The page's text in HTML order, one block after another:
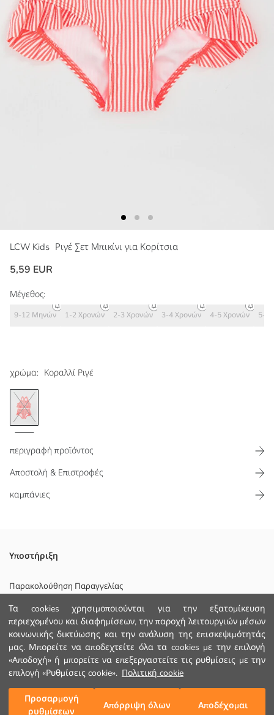
Τα cookies χρησιμοποιούνται για την εξατομίκευση
περιεχομένου και διαφημίσεων, την παροχή λειτουργιών μέσων
κοινωνικής δικτύωσης και την ανάλυση της επισκεψιμότητάς
μας. Μπορείτε να αποδεχτείτε όλα τα cookies με την επιλογή
«Αποδοχή» ή μπορείτε να επεξεργαστείτε τις ρυθμίσεις με την
επιλογή «Ρυθμίσεις cookie». Πολιτική cookie
Προσαρμογή
ρυθμίσεων
Απόρριψη όλων Αποδέχομαι
LCW Kids Ριγέ Σετ Μπικίνι για Κορίτσια
5,59 EUR
χρώμα: Κοραλλί Ριγέ
Μέγεθος:
9-12 Μηνών 1-2 Χρονών 2-3 Χρονών 3-4 Χρονών 4-5 Χρονών 5-6
Προσθήκη στο καλάθι
περιγραφή προϊόντος
Αποστολή & Επιστροφές
καμπάνιες
Σετ μπικίνι για κορίτσια με προστασία UV, ριγέ μοτίβο, με χιαστί
τιράντες, με τοπ με βολάν και φιόγκο, και κάτω μέρος με βολάν.
Κυριο Υφασμα:
Χώρα προέλευσης:
Πωλητής:
Υπο-μάρκα:
Φύλο:
Εφαρμογή:
Χαρακτηριστικό Λειτουργίας:
Υποστήριξη
Παρακολούθηση Παραγγελίας
Φόρμα Επικοινωνίας
+30 2102201080
ΒΟΗΘΕΙΑ
Συχνές Ερωτήσεις (FAQ)